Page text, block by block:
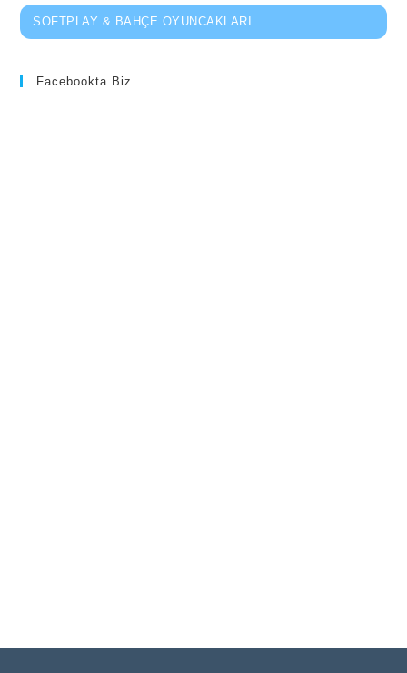
SOFTPLAY & BAHÇE OYUNCAKLARI
Facebookta Biz